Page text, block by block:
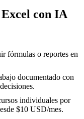
con IA
fórmulas o reportes en
documentado con
individuales por
$10 USD/mes.